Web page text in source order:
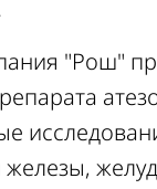
"Рош"